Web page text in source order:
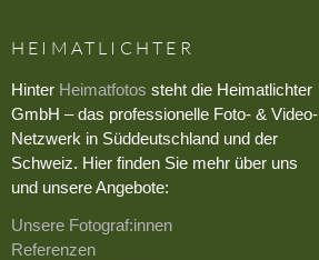
HEIMATLICHTER
Hinter Heimatfotos steht die Heimatlichter
GmbH – das professionelle Foto- & Video-
Netzwerk in Süddeutschland und der
Schweiz. Hier finden Sie mehr über uns
und unsere Angebote:
Unsere Fotograf:innen
Referenzen